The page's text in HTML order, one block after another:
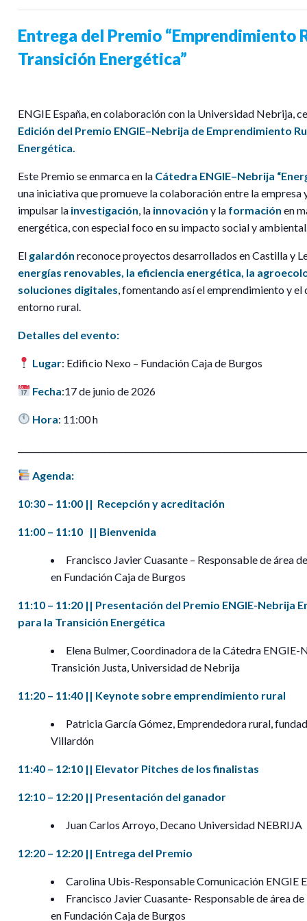
Entrega del Premio “Emprendimiento
Transición Energética”
ENGIE España, en colaboración con la Universidad Nebrija,
Edición del Premio ENGIE–Nebrija de Emprendimiento
Energética.
Este Premio se enmarca en la Cátedra ENGIE–Nebrija
una iniciativa que promueve la colaboración entre la empresa
impulsar la investigación, la innovación y la formación en
energética, con especial foco en su impacto social y
El galardón reconoce proyectos desarrollados en Castilla y
energías renovables, la eficiencia energética, la
soluciones digitales, fomentando así el emprendimiento y
entorno rural.
Detalles del evento:
Lugar: Edificio Nexo – Fundación Caja de Burgos
Fecha:17 de junio de 2026
Hora: 11:00 h
Agenda:
10:30 – 11:00 || Recepción y acreditación
11:00 – 11:10 || Bienvenida
Francisco Javier Cuasante – Responsable de área
en Fundación Caja de Burgos
11:10 – 11:20 || Presentación del Premio ENGIE-Nebrija
para la Transición Energética
Elena Bulmer, Coordinadora de la Cátedra ENGIE-
Transición Justa, Universidad de Nebrija
11:20 – 11:40 || Keynote sobre emprendimiento rural
Patricia García Gómez, Emprendedora rural,
Villardón
11:40 – 12:10 || Elevator Pitches de los finalistas
12:10 – 12:20 || Presentación del ganador
Juan Carlos Arroyo, Decano Universidad NEBRIJA
12:20 – 12:20 || Entrega del Premio
Carolina Ubis-Responsable Comunicación ENGIE
Francisco Javier Cuasante- Responsable de área
en Fundación Caja de Burgos